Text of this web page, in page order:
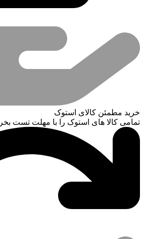
خرید مطمئن کالای استوک
تمامی کالا های استوک را با مهلت تست